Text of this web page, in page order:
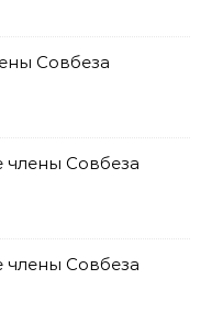
Совбеза
Совбеза
Совбеза